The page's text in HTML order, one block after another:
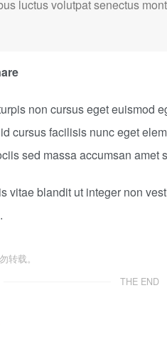
luctus volutpat senectus
non cursus eget euismod
cursus facilisis nunc eget
sed massa accumsan amet
vitae blandit ut integer non
转载。
THE END